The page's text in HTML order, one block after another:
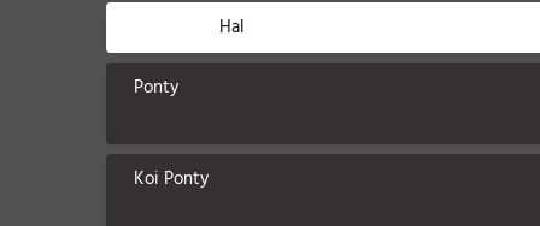
Hal
Ponty
Koi Ponty